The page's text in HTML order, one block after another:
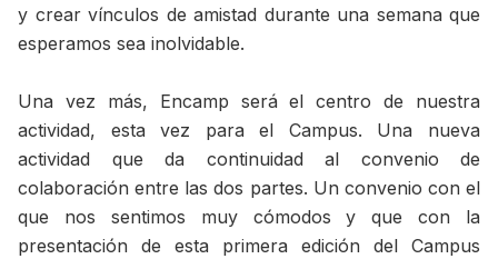
y crear vínculos de amistad durante una semana que
esperamos sea inolvidable.
Una vez más, Encamp será el centro de nuestra
actividad, esta vez para el Campus. Una nueva
actividad que da continuidad al convenio de
colaboración entre las dos partes. Un convenio con el
que nos sentimos muy cómodos y que con la
presentación de esta primera edición del Campus